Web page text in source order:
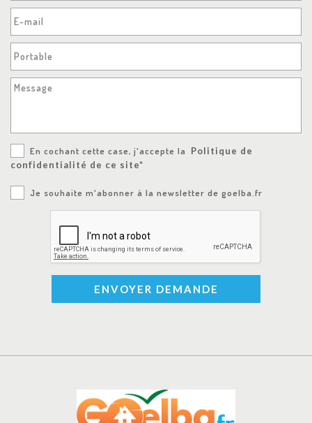
E-mail
Portable
Message
En cochant cette case, j'accepte la
Politique de
confidentialité de ce site*
Je souhaite m'abonner à la newsletter de goelba.fr
ENVOYER DEMANDE